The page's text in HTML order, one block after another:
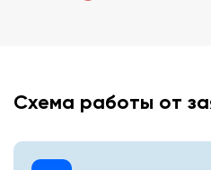
Схема работы от